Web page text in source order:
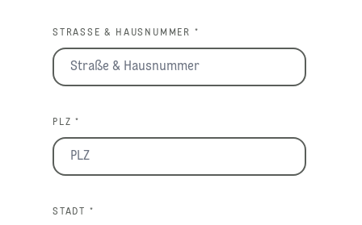
STRASSE & HAUSNUMMER *
PLZ *
STADT *